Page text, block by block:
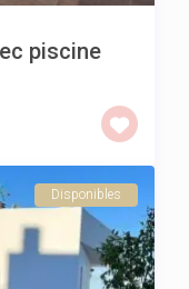
piscine
Disponibles